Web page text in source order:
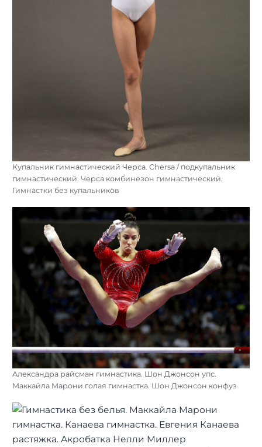
Купальник гимнастический Черса. Chersa / подкупальник
гимнастический. Черса комбинезон гимнастический.
Гимнастки без купальников
Александра райсман гимнастика. Шон Джонсон упс.
Маккайла Марони голая гимнастка. Шон Джонсон конфуз